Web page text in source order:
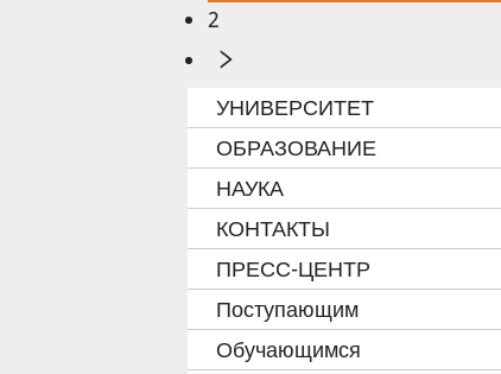
2
УНИВЕРСИТЕТ
ОБРАЗОВАНИЕ
НАУКА
КОНТАКТЫ
ПРЕСС-ЦЕНТР
Поступающим
Обучающимся